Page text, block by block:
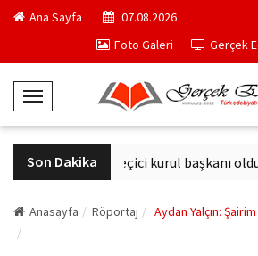
Ana Sayfa
07.08.2026
Foto Galeri
Gerçek
T
o
g
g
e
Son Dakika
Derviş Zaim seçici kurul başkanı oldu
Anasayfa Röportaj Aydan Yalçın: